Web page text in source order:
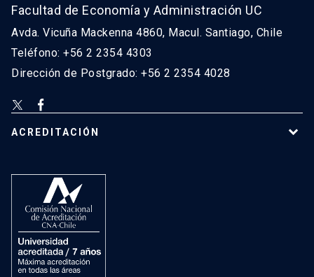
Facultad de Economía y Administración UC
Avda. Vicuña Mackenna 4860, Macul. Santiago, Chile
Teléfono: +56 2 2354 4303
Dirección de Postgrado: +56 2 2354 4028
ACREDITACIÓN